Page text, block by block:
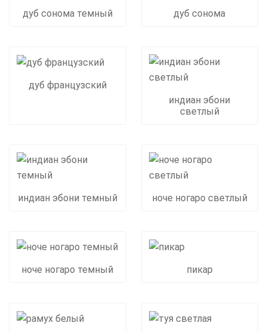
дуб сонома темный дуб сонома
дуб французский
индиан эбони
светлый
индиан эбони темный ноче ногаро светлый
ноче ногаро темный пикар